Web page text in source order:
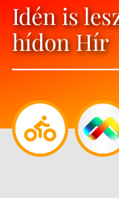
Idén is
hídon Hír